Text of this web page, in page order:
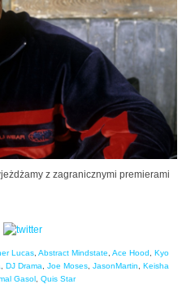
z zagranicznymi premierami
Lucas, Abstract Mindstate, Ace Hood, Kyo
, DJ Drama, Joe Moses, JasonMartin, Keisha
Gasol, Quis Star